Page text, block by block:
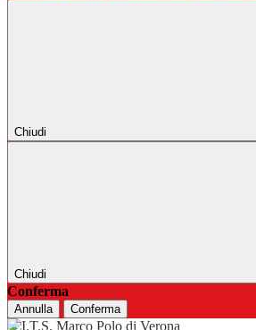
Chiudi
Chiudi
Conferma
Annulla Conferma